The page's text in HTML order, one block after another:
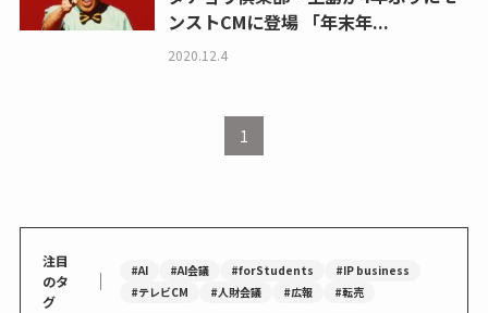
ンストCMに登場 「年末年...
2020.12.4
1
注目
のタ
グ
｜ #AI #AI会議 #forStudents
#IP business
#テレビCM
#人財会議 #広報 #転売